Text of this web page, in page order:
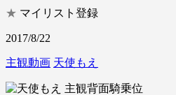
★ マイリスト登録
2017/8/22
主観動画 天使もえ